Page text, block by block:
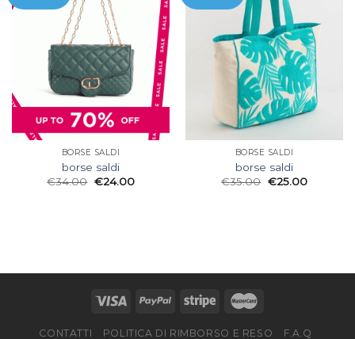
BORSE SALDI
borse saldi
€34.00 €24.00
BORSE SALDI
borse saldi
€35.00 €25.00
CONTATTI POLITICA DI RIMBORSO E RESO
F.A.Q